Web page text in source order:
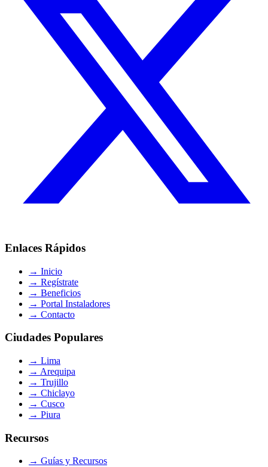
Enlaces Rápidos
→ Inicio
→ Regístrate
→ Beneficios
→ Portal Instaladores
→ Contacto
Ciudades Populares
→ Lima
→ Arequipa
→ Trujillo
→ Chiclayo
→ Cusco
→ Piura
Recursos
→ Guías y Recursos